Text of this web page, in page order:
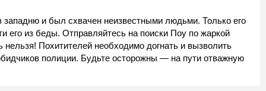
и был схвачен неизвестными людьми. Только его
его из беды. Отправляйтесь на поиски Поу по жаркой
Похитителей необходимо догнать и вызволить
полиции. Будьте осторожны — на пути отважную